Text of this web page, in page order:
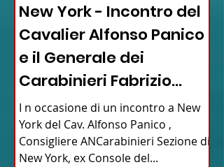
New York - Incontro del
Cavalier Alfonso Panico
e il Generale dei
Carabinieri Fabrizio
Parrulli
I n occasione di un incontro a New
York del Cav. Alfonso Panico ,
Consigliere ANCarabinieri Sezione di
New York, ex Console del...